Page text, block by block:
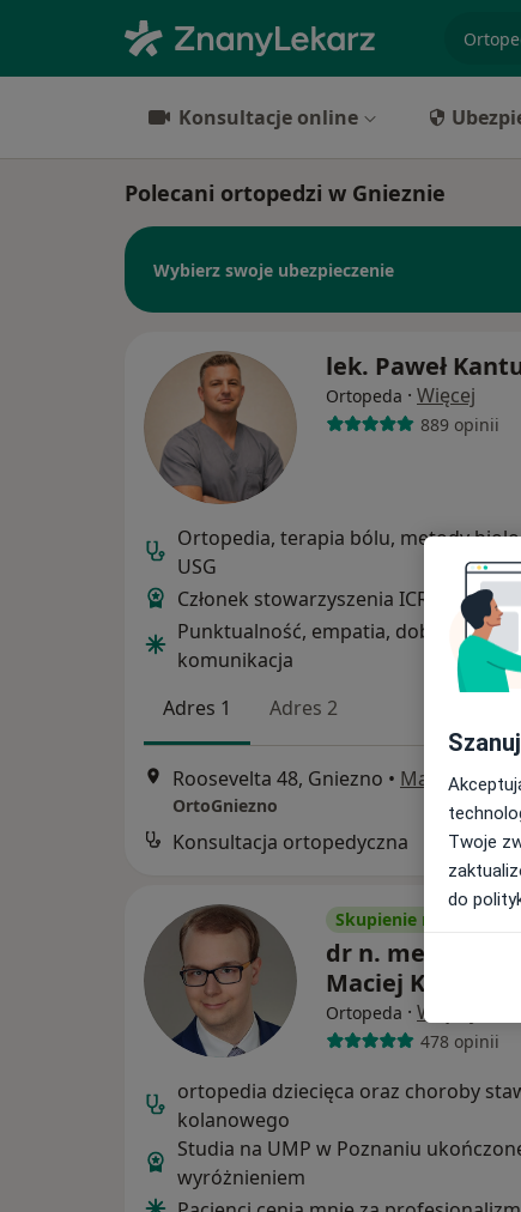
Konsultacje online
Polecani ortopedzi w Gnieznie
Wybierz swoje ubezpieczenie
lek. Paweł
Ortopeda · Więcej
889 opinii
Ortopedia, terapia bólu, metody
USG
Członek stowarzyszenia ICRS
Punktualność, empatia, dobra
komunikacja
Adres 1
Adres 2
Roosevelta 48, Gniezno • Mapa
OrtoGniezno
Konsultacja ortopedyczna
Skupienie na pacjencie
dr n. med. i n. o
Maciej Kasprzyk
Ortopeda · Więcej
478 opinii
ortopedia dziecięca oraz choroby
kolanowego
Studia na UMP w Poznaniu
wyróżnieniem
Twoje
do